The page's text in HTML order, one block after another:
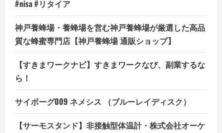
#nisa #リタイア
神戸養蜂場・養蜂場を営む神戸養蜂場が厳選した高品
質な蜂蜜専門店【神戸養蜂場 通販ショップ】
【すきまワークナビ】すきまワークなび、副業するな
ら！
サイボーグ009 ネメシス （ブルーレイディスク）
【サーモスタンド】非接触型体温計・株式会社オーケ